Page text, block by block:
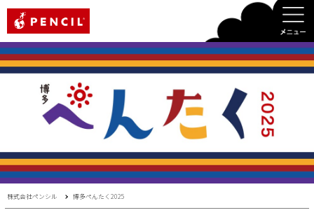
株式会社ペンシル 博多ぺんたく2025